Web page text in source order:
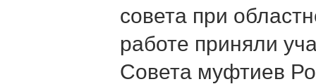
совета при
работе приняли
Совета муфтиев